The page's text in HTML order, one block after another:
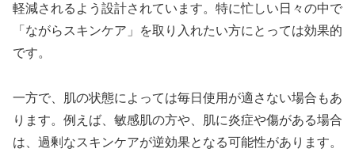
軽減されるよう設計されています。特に忙しい日々の中で
「ながらスキンケア」を取り入れたい方にとっては効果的
です。
一方で、肌の状態によっては毎日使用が適さない場合もあ
ります。例えば、敏感肌の方や、肌に炎症や傷がある場合
は、過剰なスキンケアが逆効果となる可能性があります。